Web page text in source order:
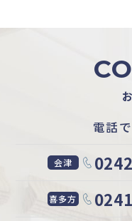
電話
会津
喜多方